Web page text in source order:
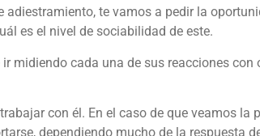
adiestramiento, te vamos a pedir la
es el nivel de sociabilidad de este.
midiendo cada una de sus reacciones con
con él. En el caso de que veamos la
dependiendo mucho de la respuesta